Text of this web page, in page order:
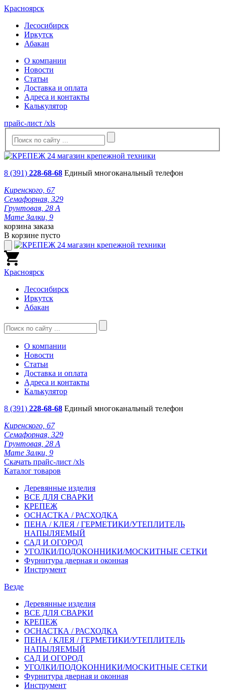
Красноярск
Лесосибирск
Иркутск
Абакан
О компании
Новости
Статьи
Доставка и оплата
Адреса и контакты
Калькулятор
прайс-лист /xls
8 (391) 228-68-68 Единый многоканальный телефон
Киренского, 67
Семафорная, 329
Грунтовая, 28 А
Мате Залки, 9
корзина заказа
В корзине пусто
Красноярск
Лесосибирск
Иркутск
Абакан
О компании
Новости
Статьи
Доставка и оплата
Адреса и контакты
Калькулятор
8 (391) 228-68-68 Единый многоканальный телефон
Киренского, 67
Семафорная, 329
Грунтовая, 28 А
Мате Залки, 9
Скачать прайс-лист /xls
Каталог товаров
Деревянные изделия
ВСЕ ДЛЯ СВАРКИ
КРЕПЕЖ
ОСНАСТКА / РАСХОДКА
ПЕНА / КЛЕЯ / ГЕРМЕТИКИ/УТЕПЛИТЕЛЬ
НАПЫЛЯЕМЫЙ
САД И ОГОРОД
УГОЛКИ/ПОДОКОННИКИ/МОСКИТНЫЕ СЕТКИ
Фурнитура дверная и оконная
Инструмент
Везде
Деревянные изделия
ВСЕ ДЛЯ СВАРКИ
КРЕПЕЖ
ОСНАСТКА / РАСХОДКА
ПЕНА / КЛЕЯ / ГЕРМЕТИКИ/УТЕПЛИТЕЛЬ
НАПЫЛЯЕМЫЙ
САД И ОГОРОД
УГОЛКИ/ПОДОКОННИКИ/МОСКИТНЫЕ СЕТКИ
Фурнитура дверная и оконная
Инструмент